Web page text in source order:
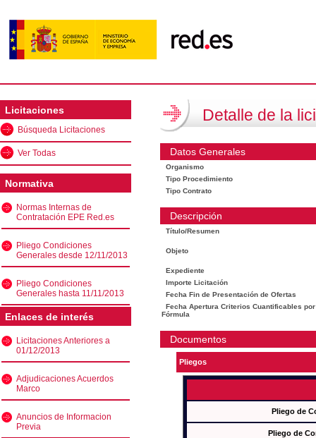
Licitaciones
Búsqueda Licitaciones
Ver Todas
Normativa
Normas Internas de
Contratación EPE Red.es
Pliego Condiciones
Generales desde 12/11/2013
Pliego Condiciones
Generales hasta 11/11/2013
Enlaces de interés
Licitaciones Anteriores a
01/12/2013
Adjudicaciones Acuerdos
Marco
Anuncios de Informacion
Previa
Detalle de la
Datos Generales
Organismo
Tipo Procedimiento
Tipo Contrato
Descripción
Título/Resumen
Objeto
Expediente
Importe Licitación
Fecha Fin de Presentación de Ofertas
Fecha Apertura Criterios Cuantificables por
Fórmula
Documentos
Pliegos
Pliego de
Pliego de